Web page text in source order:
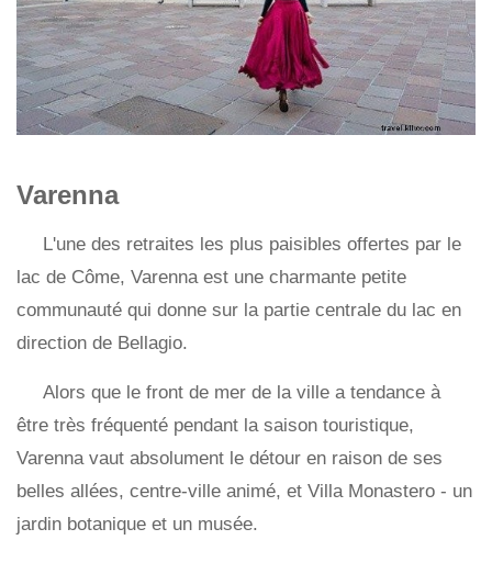
Varenna
L'une des retraites les plus paisibles offertes par le
lac de Côme, Varenna est une charmante petite
communauté qui donne sur la partie centrale du lac en
direction de Bellagio.
Alors que le front de mer de la ville a tendance à
être très fréquenté pendant la saison touristique,
Varenna vaut absolument le détour en raison de ses
belles allées, centre-ville animé, et Villa Monastero - un
jardin botanique et un musée.